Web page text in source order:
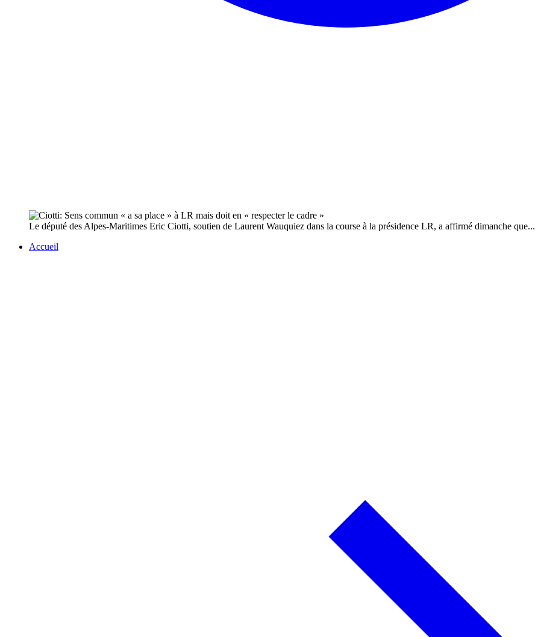
Le député des Alpes-Maritimes Eric Ciotti, soutien de Laurent Wauquiez dans la course à la présidence LR, a affirmé dimanche que...
Accueil